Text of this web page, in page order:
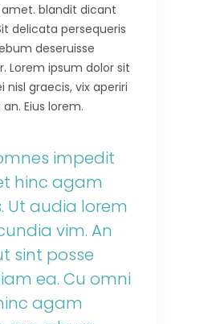
blandit dicant
delicata persequeris
deseruisse
Lorem ipsum dolor sit
nisl graecis, vix aperiri
Eius lorem.
impedit
hinc agam
Ut audia lorem
vim. An
sint posse
ea. Cu omni
agam